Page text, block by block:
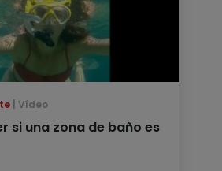
Vídeo
si una zona de baño es